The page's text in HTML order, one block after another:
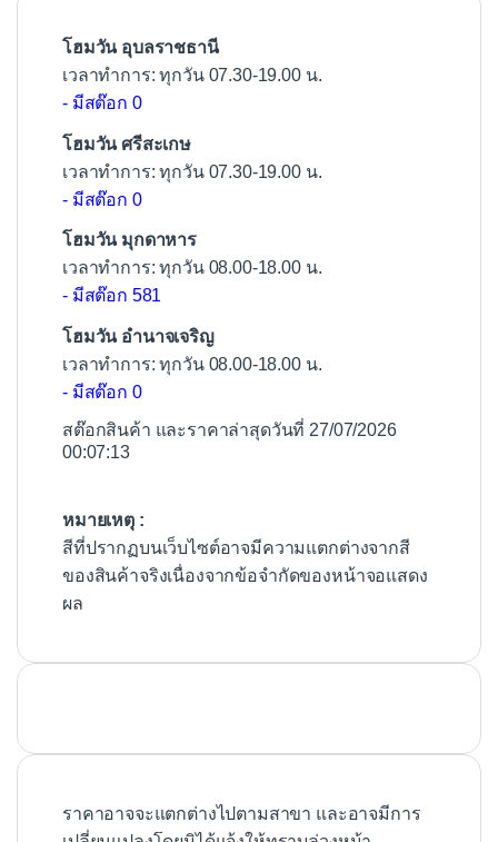
โฮมวัน อุบลราชธานี
เวลาทำการ: ทุกวัน 07.30-19.00 น.
- มีสต๊อก 0
โฮมวัน ศรีสะเกษ
เวลาทำการ: ทุกวัน 07.30-19.00 น.
- มีสต๊อก 0
โฮมวัน มุกดาหาร
เวลาทำการ: ทุกวัน 08.00-18.00 น.
- มีสต๊อก 581
โฮมวัน อำนาจเจริญ
เวลาทำการ: ทุกวัน 08.00-18.00 น.
- มีสต๊อก 0
สต๊อกสินค้า และราคาล่าสุดวันที่ 27/07/2026
00:07:13
หมายเหตุ :
สีที่ปรากฏบนเว็บไซต์อาจมีความแตกต่างจากสี
ของสินค้าจริงเนื่องจากข้อจำกัดของหน้าจอแสดง
ผล
ราคาอาจจะแตกต่างไปตามสาขา และอาจมีการ